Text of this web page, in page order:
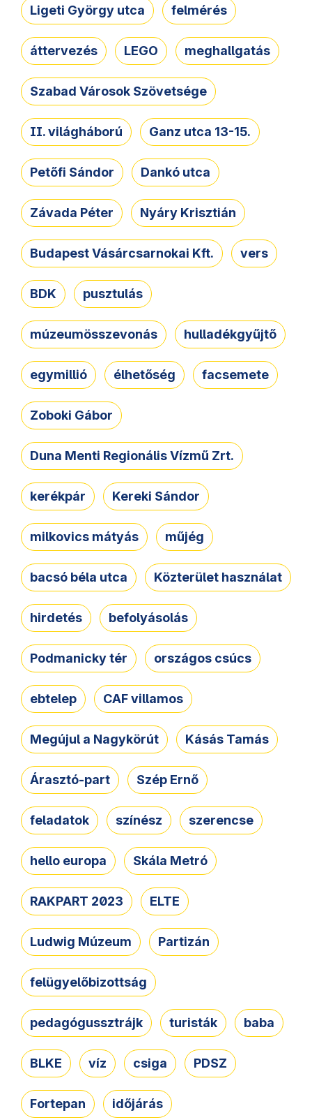
Ligeti György utca felmérés
áttervezés LEGO meghallgatás
Szabad Városok Szövetsége
II. világháború Ganz utca 13-15.
Petőfi Sándor Dankó utca
Závada Péter Nyáry Krisztián
Budapest Vásárcsarnokai Kft. vers
BDK pusztulás
múzeumösszevonás hulladékgyűjtő
egymillió élhetőség facsemete
Zoboki Gábor
Duna Menti Regionális Vízmű Zrt.
kerékpár Kereki Sándor
milkovics mátyás műjég
bacsó béla utca Közterület használat
hirdetés befolyásolás
Podmanicky tér országos csúcs
ebtelep CAF villamos
Megújul a Nagykörút Kásás Tamás
Árasztó-part Szép Ernő
feladatok színész szerencse
hello europa Skála Metró
RAKPART 2023 ELTE
Ludwig Múzeum Partizán
felügyelőbizottság
pedagógussztrájk turisták baba
BLKE víz csiga PDSZ
Fortepan időjárás